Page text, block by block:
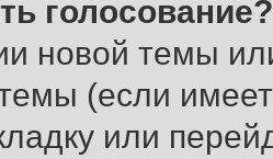
голосование?
новой темы
(если
или